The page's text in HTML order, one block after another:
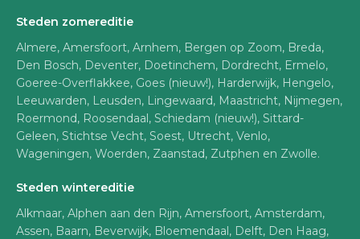
Steden zomereditie
Almere, Amersfoort, Arnhem, Bergen op Zoom, Breda,
Den Bosch, Deventer, Doetinchem, Dordrecht, Ermelo,
Goeree-Overflakkee, Goes (nieuw!), Harderwijk, Hengelo,
Leeuwarden, Leusden, Lingewaard, Maastricht, Nijmegen,
Roermond, Roosendaal, Schiedam (nieuw!), Sittard-
Geleen, Stichtse Vecht, Soest, Utrecht, Venlo,
Wageningen, Woerden, Zaanstad, Zutphen en Zwolle.
Steden wintereditie
Alkmaar, Alphen aan den Rijn, Amersfoort, Amsterdam,
Assen, Baarn, Beverwijk, Bloemendaal, Delft, Den Haag,